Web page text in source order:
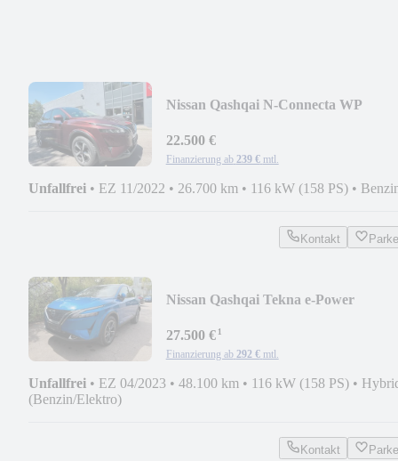
Nissan Qashqai N-Connecta WP
22.500 €
Finanzierung ab 239 € mtl.
Unfallfrei • EZ 11/2022 • 26.700 km • 116 kW (158 PS) •
Kontakt
Nissan Qashqai Tekna e-Power
27.500 €¹
Finanzierung ab 292 € mtl.
Unfallfrei • EZ 04/2023 • 48.100 km • 116 kW (158 PS) •
(Benzin/Elektro)
Kontakt